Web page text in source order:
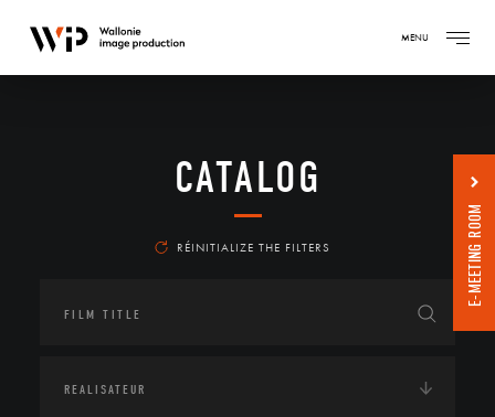
MENU
CATALOG
RÉINITIALIZE THE FILTERS E-MEETING ROOM